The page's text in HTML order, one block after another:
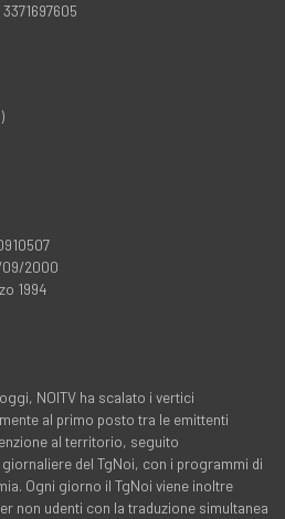
09/2000
1994
NOITV ha scalato i vertici
al primo posto tra le emittenti
al territorio, seguito
del TgNoi, con i programmi di
Ogni giorno il TgNoi viene inoltre
non udenti con la traduzione simultanea